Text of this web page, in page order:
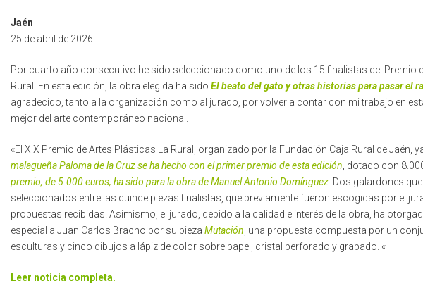
Jaén
25 de abril de 2026
Por cuarto año consecutivo he sido seleccionado como uno de los 15 finalistas del Premio
Rural. En esta edición, la obra elegida ha sido El beato del gato y otras historias para pasar el
agradecido, tanto a la organización como al jurado, por volver a contar con mi trabajo en
mejor del arte contemporáneo nacional.
«El XIX Premio de Artes Plásticas La Rural, organizado por la Fundación Caja Rural de Jaén,
malagueña Paloma de la Cruz se ha hecho con el primer premio de esta edición , dotado con
premio, de 5.000 euros, ha sido para la obra de Manuel Antonio Domínguez. Dos galardones
seleccionados entre las quince piezas finalistas, que previamente fueron escogidas por el
propuestas recibidas. Asimismo, el jurado, debido a la calidad e interés de la obra, ha
especial a Juan Carlos Bracho por su pieza Mutación , una propuesta compuesta por un
esculturas y cinco dibujos a lápiz de color sobre papel, cristal perforado y grabado. «
Leer noticia completa.